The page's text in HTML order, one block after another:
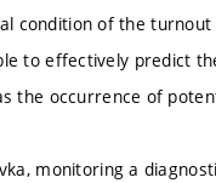
condition of the
to effectively predict
the occurrence of
monitoring a